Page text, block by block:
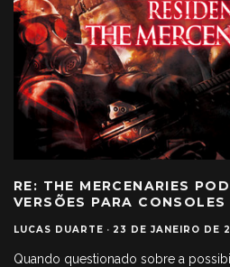
RE: THE MERCENARIES
VERSÕES PARA CONSOLES
LUCAS DUARTE · 23 DE JANEIRO DE
Quando questionado sobre a